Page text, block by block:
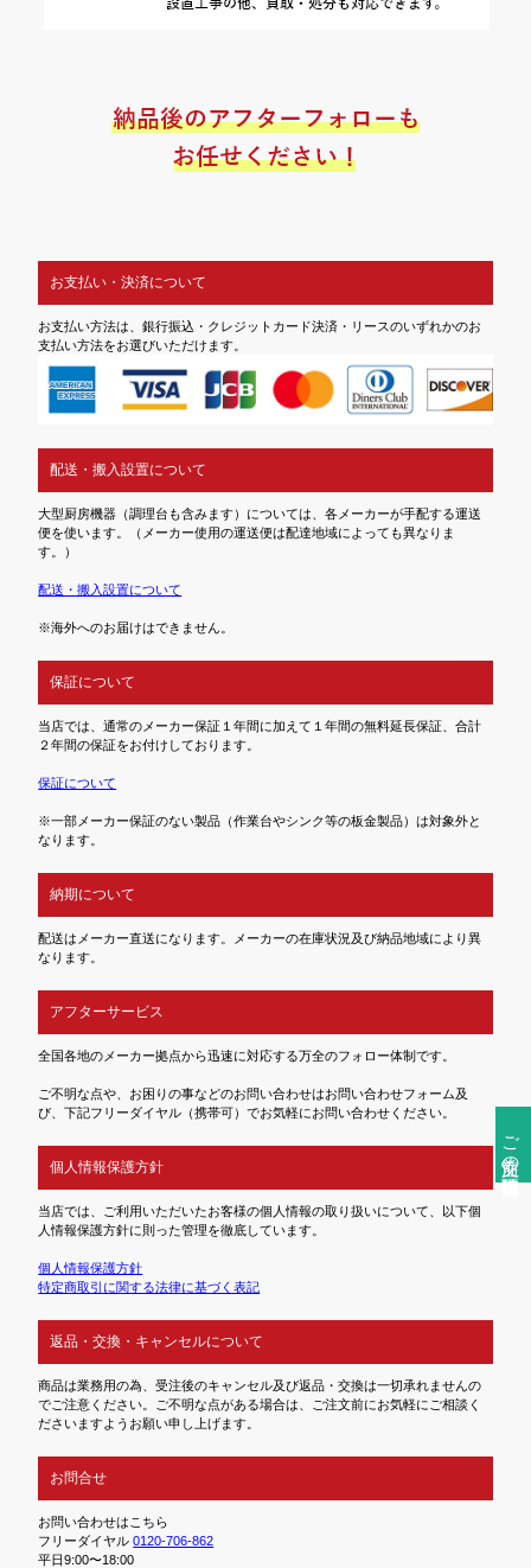
ご注文前の確認事項
お支払い・決済について
お支払い方法は、銀行振込・クレジットカード決済・リースのいずれかのお
支払い方法をお選びいただけます。
配送・搬入設置について
大型厨房機器（調理台も含みます）については、各メーカーが手配する運送
便を使います。（メーカー使用の運送便は配達地域によっても異なりま
す。）
配送・搬入設置について
※海外へのお届けはできません。
保証について
当店では、通常のメーカー保証１年間に加えて１年間の無料延長保証、合計
２年間の保証をお付けしております。
保証について
※一部メーカー保証のない製品（作業台やシンク等の板金製品）は対象外と
なります。
納期について
配送はメーカー直送になります。メーカーの在庫状況及び納品地域により異
なります。
アフターサービス
全国各地のメーカー拠点から迅速に対応する万全のフォロー体制です。
ご不明な点や、お困りの事などのお問い合わせはお問い合わせフォーム及
び、下記フリーダイヤル（携帯可）でお気軽にお問い合わせください。
個人情報保護方針
当店では、ご利用いただいたお客様の個人情報の取り扱いについて、以下個
人情報保護方針に則った管理を徹底しています。
個人情報保護方針
特定商取引に関する法律に基づく表記
返品・交換・キャンセルについて
商品は業務用の為、受注後のキャンセル及び返品・交換は一切承れませんの
でご注意ください。ご不明な点がある場合は、ご注文前にお気軽にご相談く
ださいますようお願い申し上げます。
お問合せ
お問い合わせはこちら
フリーダイヤル0120-706-862
平日9:00〜18:00